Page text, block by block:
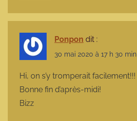
Ponpon dit :
30 mai 2020 à 17 h 30 min
Hi, on s’y tromperait facilement!!!
Bonne fin d’après-midi!
Bizz